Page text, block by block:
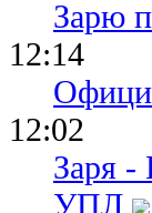
Зарю
12:14
12:02
Заря -
УПЛ